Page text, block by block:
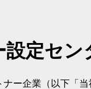
定セン
ー企業（以下「当